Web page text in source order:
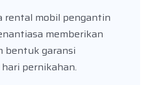
rental mobil pengantin
memberikan
bentuk garansi
pernikahan.